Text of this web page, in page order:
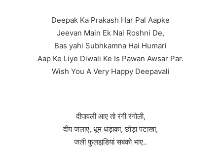
Deepak Ka Prakash Har Pal Aapke
Jeevan Main Ek Nai Roshni De,
Bas yahi Subhkamna Hai Humari
Aap Ke Liye Diwali Ke Is Pawan Awsar Par.
Wish You A Very Happy Deepavali
दीपावली आए तो रंगी रंगोली,
दीप जलाए, धूम धड़ाका, छोड़ा पटाखा,
जली फुलझडि़यां सबको भाए..